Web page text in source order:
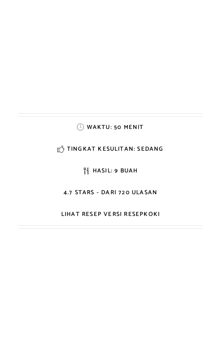
WAKTU: 50 MENIT
TINGKAT KESULITAN: SEDANG
HASIL: 9 BUAH
4.7 STARS - DARI720 ULASAN
LIHAT RESEP VERSI RESEPKOKI